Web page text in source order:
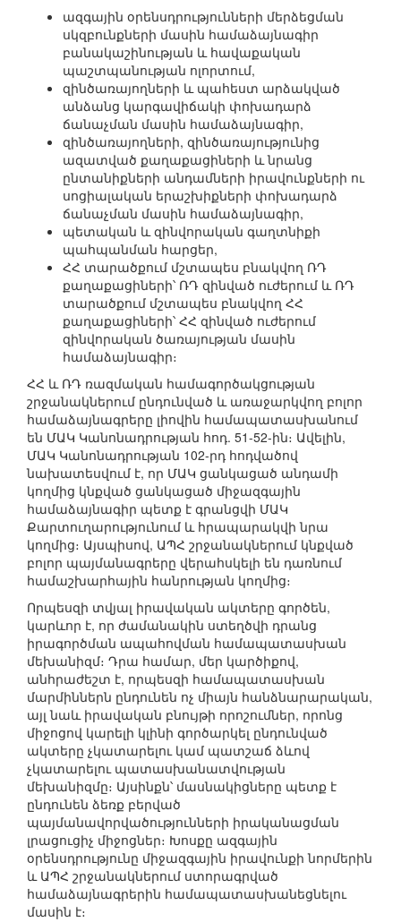
ազգային օրենսդրությունների մերձեցման
սկզբունքների մասին համաձայնագիր
բանակաշինության և հավաքական
պաշտպանության ոլորտում,
զինծառայողների և պահեստ արձակված
անձանց կարգավիճակի փոխադարձ
ճանաչման մասին համաձայնագիր,
զինծառայողների, զինծառայությունից
ազատված քաղաքացիների և նրանց
ընտանիքների անդամների իրավունքների ու
սոցիալական երաշխիքների փոխադարձ
ճանաչման մասին համաձայնագիր,
պետական և զինվորական գաղտնիքի
պահպանման հարցեր,
ՀՀ տարածքում մշտապես բնակվող ՌԴ
քաղաքացիների՝ ՌԴ զինված ուժերում և ՌԴ
տարածքում մշտապես բնակվող ՀՀ
քաղաքացիների՝ ՀՀ զինված ուժերում
զինվորական ծառայության մասին
համաձայնագիր։
ՀՀ և ՌԴ ռազմական համագործակցության
շրջանակներում ընդունված և առաջարկվող բոլոր
համաձայնագրերը լիովին համապատասխանում
են ՄԱԿ Կանոնադրության հոդ. 51-52-ին։ Ավելին,
ՄԱԿ Կանոնադրության 102-րդ հոդվածով
նախատեսվում է, որ ՄԱԿ ցանկացած անդամի
կողմից կնքված ցանկացած միջազգային
համաձայնագիր պետք է գրանցվի ՄԱԿ
Քարտուղարությունում և հրապարակվի նրա
կողմից։ Այսպիսով, ԱՊՀ շրջանակներում կնքված
բոլոր պայմանագրերը վերահսկելի են դառնում
համաշխարհային հանրության կողմից։
Որպեսզի տվյալ իրավական ակտերը գործեն,
կարևոր է, որ ժամանակին ստեղծվի դրանց
իրագործման ապահովման համապատասխան
մեխանիզմ։ Դրա համար, մեր կարծիքով,
անհրաժեշտ է, որպեսզի համապատասխան
մարմիններն ընդունեն ոչ միայն հանձնարարական,
այլ նաև իրավական բնույթի որոշումներ, որոնց
միջոցով կարելի կլինի գործարկել ընդունված
ակտերը չկատարելու կամ պատշաճ ձևով
չկատարելու պատասխանատվության
մեխանիզմը։ Այսինքն՝ մասնակիցները պետք է
ընդունեն ձեռք բերված
պայմանավորվածությունների իրականացման
լրացուցիչ միջոցներ։ Խոսքը ազգային
օրենսդրությունը միջազգային իրավունքի նորմերին
և ԱՊՀ շրջանակներում ստորագրված
համաձայնագրերին համապատասխանեցնելու
մասին է։